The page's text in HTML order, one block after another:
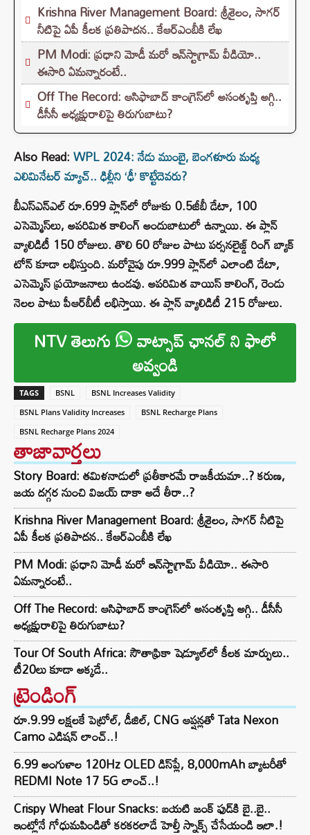
Krishna River Management Board: శ్రీశైలం, సాగర్
నీటిపై ఏపీ కీలక ప్రతిపాదన.. కేఆర్ఎంబీకి లేఖ
PM Modi: ప్రధాని మోడీ మరో ఇన్‌స్టాగ్రామ్ వీడియో..
ఈసారి ఏమన్నారంటే..
Off The Record: ఆసిఫాబాద్ కాంగ్రెస్‌లో అసంతృప్తి అగ్గి..
డీసీసీ అధ్యక్షురాలిపై తిరుగుబాటు?
Also Read:WPL 2024: నేడు ముంబై, బెంగళూరు మధ్య
ఎలిమినేటర్‌ మ్యాచ్.. ఢిల్లీని ‘ఢీ’ కొట్టేదెవరు?
బీఎస్‌ఎన్‌ఎల్‌ రూ.699 ప్లాన్‌లో రోజుకు 0.5జీబీ డేటా, 100
ఎసెమ్మెస్‌లు, అపరిమిత కాలింగ్‌ అందుబాటులో ఉన్నాయి. ఈ ప్లాన్
వ్యాలిడిటీ 150 రోజులు. తొలి 60 రోజుల పాటు పర్సనలైజ్డ్‌ రింగ్‌ బ్యాక్‌
టోన్‌ కూడా లభిస్తుంది. మరోవైపు రూ.999 ప్లాన్‌లో ఎలాంటి డేటా,
ఎసెమ్మెస్‌ ప్రయోజనాలు ఉండవు. అపరిమిత వాయిస్‌ కాలింగ్‌, రెండు
నెలల పాటు పీఆర్‌బీటీ లభిస్తాయి. ఈ ప్లాన్ వ్యాలిడిటీ 215 రోజులు.
NTV తెలుగు వాట్సాప్ ఛానల్ ని ఫాలో
అవ్వండి
TAGS BSNL
BSNL Increases Validity
BSNL Plans Validity Increases
BSNL Recharge Plans
BSNL Recharge Plans 2024
తాజావార్తలు
Story Board: తమిళనాడులో ప్రతీకారమే రాజకీయమా..? కరుణ,
జయ దగ్గర నుంచి విజయ్ దాకా అదే తీరా..?
Krishna River Management Board: శ్రీశైలం, సాగర్ నీటిపై
ఏపీ కీలక ప్రతిపాదన.. కేఆర్ఎంబీకి లేఖ
PM Modi: ప్రధాని మోడీ మరో ఇన్‌స్టాగ్రామ్ వీడియో.. ఈసారి
ఏమన్నారంటే..
Off The Record: ఆసిఫాబాద్ కాంగ్రెస్‌లో అసంతృప్తి అగ్గి.. డీసీసీ
అధ్యక్షురాలిపై తిరుగుబాటు?
Tour Of South Africa: సౌతాఫ్రికా షెడ్యూల్‌లో కీలక మార్పులు..
టీ20లు కూడా అక్కడే..
ట్రెండింగ్‌
రూ.9.99 లక్షలకే పెట్రోల్, డీజిల్, CNG ఆప్షన్లతో Tata Nexon
Camo ఎడిషన్ లాంచ్..!
6.99 అంగుళాల 120Hz OLED డిస్‌ప్లే, 8,000mAh బ్యాటరీతో
REDMI Note 17 5G లాంచ్..!
Crispy Wheat Flour Snacks: బయటి జంక్ ఫుడ్‌కి బై..బై..
ఇంట్లోనే గోధుమపిండితో కరకరలాడే హెల్తీ స్నాక్స్ చేసేయండి ఇలా.!